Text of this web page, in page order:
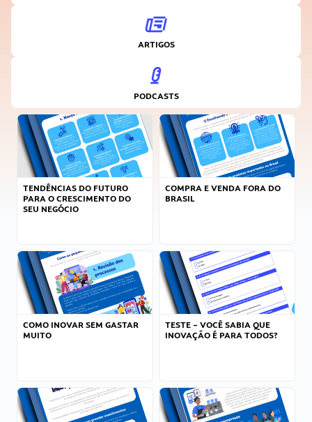
ARTIGOS
PODCASTS
TENDÊNCIAS DO FUTURO
PARA O CRESCIMENTO DO
SEU NEGÓCIO
COMPRA E VENDA FORA DO
BRASIL
COMO INOVAR SEM GASTAR
MUITO
TESTE – VOCÊ SABIA QUE
INOVAÇÃO É PARA TODOS?